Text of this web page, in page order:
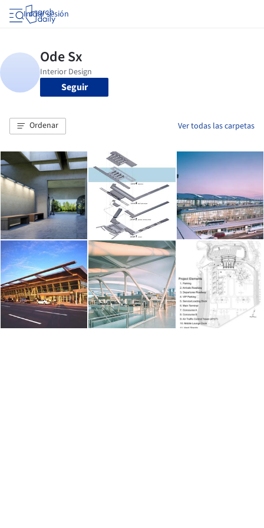
Iniciar sesión
Seguir
Ordenar Ver todas las carpetas